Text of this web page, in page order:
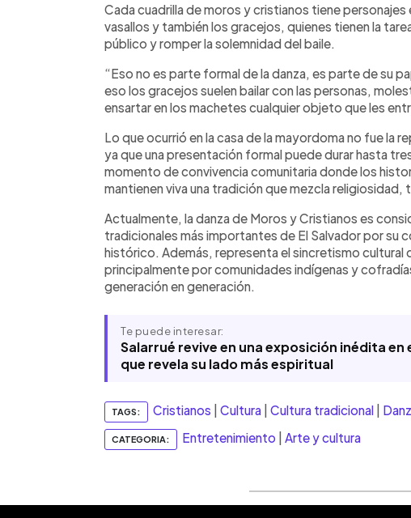
Cada cuadrilla de moros y cristianos tiene
vasallos y también los gracejos, quienes tienen la
público y romper la solemnidad del baile.
“Eso no es parte formal de la danza, es parte de su
eso los gracejos suelen bailar con las personas,
ensartar en los machetes cualquier objeto que les
Lo que ocurrió en la casa de la mayordoma no fue la
ya que una presentación formal puede durar hasta
momento de convivencia comunitaria donde los
mantienen viva una tradición que mezcla religiosidad,
Actualmente, la danza de Moros y Cristianos es
tradicionales más importantes de El Salvador por su
histórico. Además, representa el sincretismo cultural
principalmente por comunidades indígenas y
generación en generación.
Te puede interesar:
Salarrué revive en una exposición inédita
que revela su lado más espiritual
TAGS: Cristianos Cultura Cultura tradicional
CATEGORIA: Entretenimiento Arte y cultura